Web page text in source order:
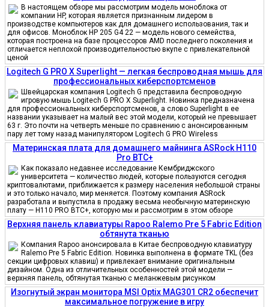
В настоящем обзоре мы рассмотрим модель моноблока от
компании HP, которая является признанным лидером в
производстве компьютеров как для домашнего использования, так и
для офисов. Моноблок HP 205 G4 22 — модель нового семейства,
которая построена на базе процессоров AMD последнего поколения и
отличается неплохой производительностью вкупе с привлекательной
ценой
Logitech G PRO X Superlight — легкая беспроводная мышь для
профессиональных киберспортсменов
Швейцарская компания Logitech G представила беспроводную
игровую мышь Logitech G PRO X Superlight. Новинка предназначена
для профессиональных киберспортсменов, а слово Superlight в ее
названии указывает на малый вес этой модели, который не превышает
63 г. Это почти на четверть меньше по сравнению с анонсированным
пару лет тому назад манипулятором Logitech G PRO Wireless
Материнская плата для домашнего майнинга ASRock H110
Pro BTC+
Как показало недавнее исследование Кембриджского
университета — количество людей, которые пользуются сегодня
криптовалютами, приближается к размеру населения небольшой страны
и это только начало, мир меняется. Поэтому компания ASRock
разработала и выпустила в продажу весьма необычную материнскую
плату — H110 PRO BTC+, которую мы и рассмотрим в этом обзоре
Верхняя панель клавиатуры Rapoo Ralemo Pre 5 Fabric Edition
обтянута тканью
Компания Rapoo анонсировала в Китае беспроводную клавиатуру
Ralemo Pre 5 Fabric Edition. Новинка выполнена в формате TKL (без
секции цифровых клавиш) и привлекает внимание оригинальным
дизайном. Одна из отличительных особенностей этой модели —
верхняя панель, обтянутая тканью с меланжевым рисунком
Изогнутый экран монитора MSI Optix MAG301 CR2 обеспечит
максимальное погружение в игру